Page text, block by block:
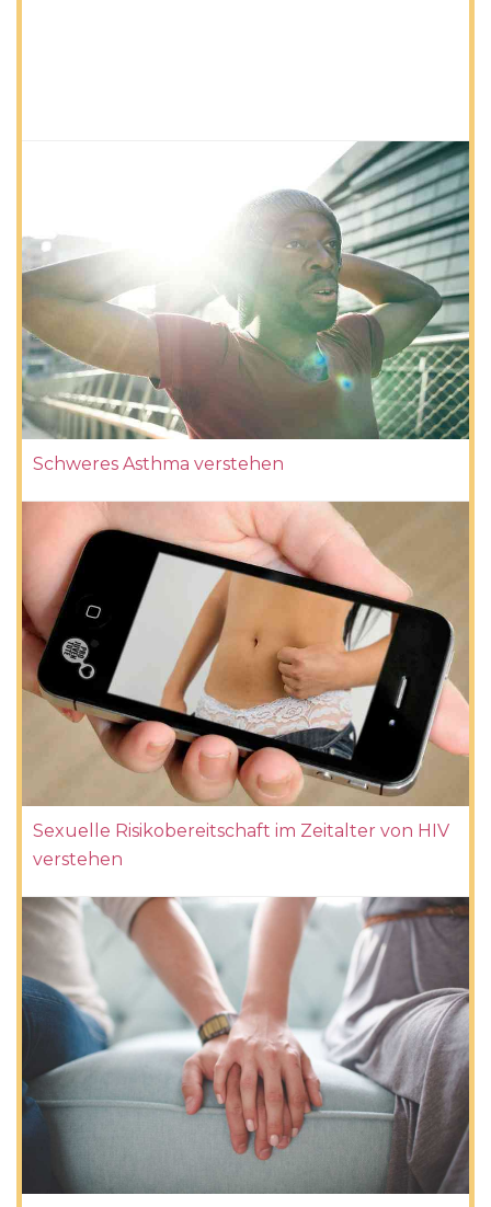
Schweres Asthma verstehen
Sexuelle Risikobereitschaft im Zeitalter von HIV
verstehen